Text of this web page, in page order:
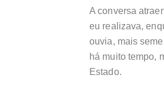
A conversa
eu realizava,
ouvia, mais
há muito tempo,
Estado.